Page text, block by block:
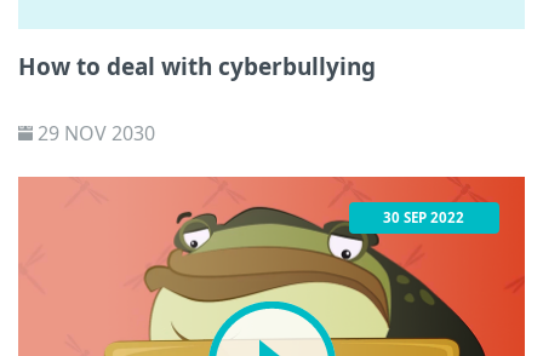
How to deal with cyberbullying
29 NOV 2030
30 SEP 2022